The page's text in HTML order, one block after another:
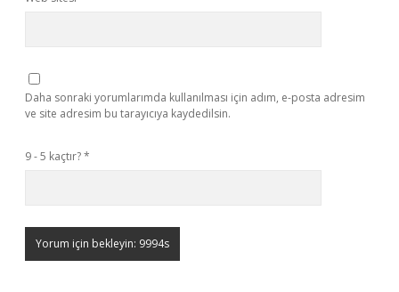
Daha sonraki yorumlarımda kullanılması için adım, e-posta adresim
ve site adresim bu tarayıcıya kaydedilsin.
9 - 5 kaçtır?*